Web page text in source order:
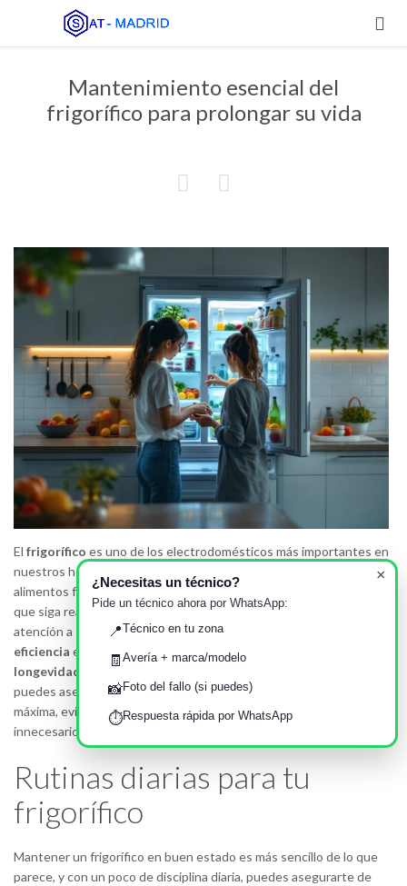

Mantenimiento esencial del
frigorífico para prolongar su vida
 
El frigorífico es uno de los electrodomésticos más importantes en
nuestros hogares, funcionando día y noche para mantener
alimentos frescos y seguros para el consumo. Sin embargo, para
que siga realizando su trabajo de manera óptima, es crucial prestar
atención a su
mantenimiento. Un buen cuidado no solo preserva su
eficiencia energética sino que también puede prolongar su
longevidad
. Con algunas rutinas básicas de mantenimiento,
puedes asegurarte de que tu frigorífico opere a su capacidad
máxima, evitando sorpresas desagradables y posibles gastos
innecesarios.
Rutinas diarias para tu
frigorífico
Mantener un frigorífico en buen estado es más sencillo de lo que
parece, y con un poco de disciplina diaria, puedes asegurarte de
×
¿Necesitas un técnico?
Pide un técnico ahora por WhatsApp:
📍Técnico en tu zona
🧾 Avería + marca/modelo
📸Foto del fallo (si puedes)
⏱️Respuesta rápida por WhatsApp